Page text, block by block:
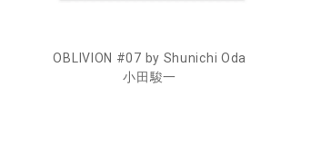
OBLIVION #07 by Shunichi Oda
小田駿一